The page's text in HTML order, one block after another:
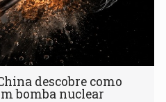
descobre como
bomba nuclear